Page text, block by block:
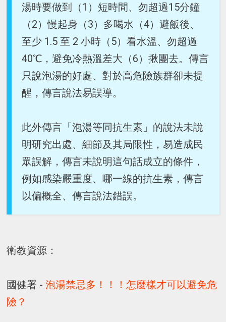
湯時要做到（1）短時間、勿超過15分鐘
（2）慢起身（3）多喝水（4）避飯後、
至少 1.5 至 2 小時（5）看水溫、勿超過
40℃，避免冷熱溫差大（6）揪團去。傳言
只說泡湯的好處、對於高危險族群卻未提
醒，傳言說法易誤導。
此外傳言「泡湯等同抗生素」的說法未說
明研究出處、細節及其局限性，易造成民
眾誤解，傳言未說明這句話成立的條件，
例如感染嚴重度、哪一線的抗生素，傳言
以偏概全、傳言說法錯誤。
衛教資源：
國健署 -泡湯禁忌多！！！怎麼樣才可以避免危
險？